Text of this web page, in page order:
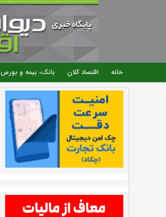
خانه اقتصاد کلان بانک، بیمه و بورس